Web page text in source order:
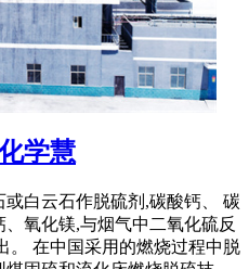
学慧
白云石作脱硫剂,碳酸钙、 碳
氧化镁,与烟气中二氧化硫反
。 在中国采用的燃烧过程中脱